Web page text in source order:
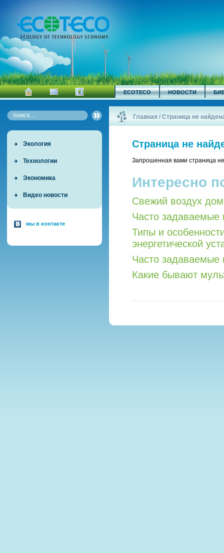
ECOTECO НОВОСТИ
Экология
Технологии
Экономика
Видео новости
мы в контакте
Главная /Страница не
Страница не
Запрошенная вами страница
Интересно
Свежий воздух
Часто задаваемые
Типы и
энергетической
Часто задаваемые
Какие бывают